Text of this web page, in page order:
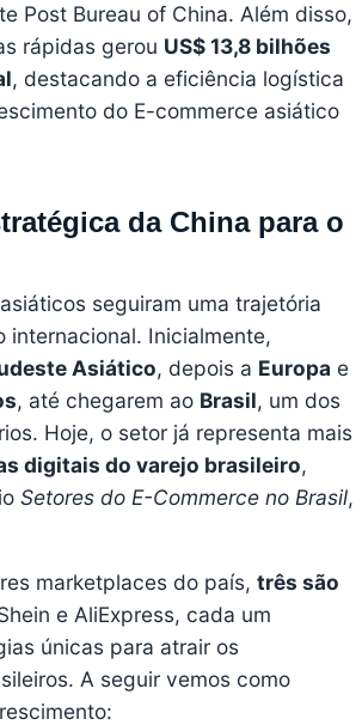
Post Bureau of China. Além disso,
rápidas gerou US$ 13,8 bilhões
, destacando a eficiência logística
do E-commerce asiático
da China para o
seguiram uma trajetória
internacional. Inicialmente,
Asiático, depois a Europa e
, até chegarem ao Brasil, um dos
Hoje, o setor já representa mais
digitais do varejo brasileiro,
Setores do E-Commerce no Brasil,
marketplaces do país, três são
e AliExpress, cada um
únicas para atrair os
A seguir vemos como